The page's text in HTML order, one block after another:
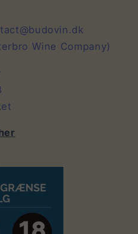
Wine Company)